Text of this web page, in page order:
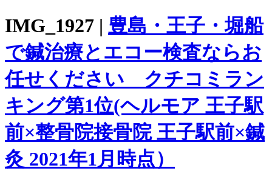
IMG_1927 | 豊島・王子・堀船
で鍼治療とエコー検査ならお
任せください クチコミラン
キング第1位(ヘルモア 王子駅
前×整骨院接骨院 王子駅前×鍼
灸 2021年1月時点）